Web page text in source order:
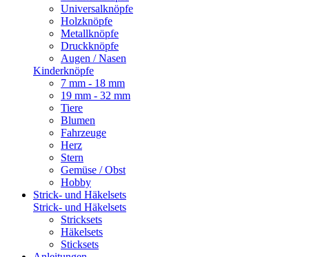
Universalknöpfe
Holzknöpfe
Metallknöpfe
Druckknöpfe
Augen / Nasen
Kinderknöpfe
7 mm - 18 mm
19 mm - 32 mm
Tiere
Blumen
Fahrzeuge
Herz
Stern
Gemüse / Obst
Hobby
Strick- und Häkelsets
Strick- und Häkelsets
Stricksets
Häkelsets
Sticksets